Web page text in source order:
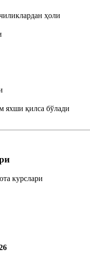
ҳоли
яхши қилса бўлади
курслари